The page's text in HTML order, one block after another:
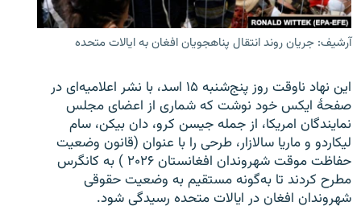
آرشیف: جریان روند انتقال پناهجویان افغان به ایالات متحده
این نهاد ناوقت روز پنج‌شنبه ۱۵ اسد، با نشر اعلامیه‌ای در
صفحۀ ایکس خود نوشت که شماری از اعضای مجلس
نمایندگان امریکا، از جمله جیسن کرو، دان بیکن، سام
لیکاردو و ماریا سالازار، طرحی را با عنوان (قانون وضعیت
حفاظت موقت شهروندان افغانستان ۲۰۲۶ ) به کانگرس
مطرح کردند تا به‌گونه مستقیم به وضعیت حقوقی
شهروندان افغان در ایالات متحده رسیدگی شود.